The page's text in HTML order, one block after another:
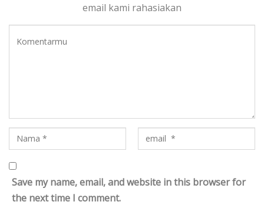
email kami rahasiakan
Save my name, email, and website in this browser for
the next time I comment.